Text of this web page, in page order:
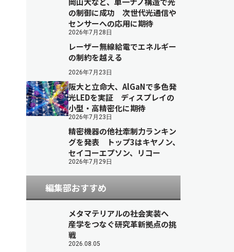
の制御に成功 次世代光通信や
センサーへの応用に期待
2026年7月28日
レーザー無線給電でエネルギー
の制約を越える
2026年7月23日
阪大と立命大、AlGaNで多色発
光LEDを実証 ディスプレイの
小型・高精密化に期待
2026年7月23日
精密機器の他社牽制力ランキン
グを発表 トップ3はキヤノン、
セイコーエプソン、リコー
2026年7月29日
編集部おすすめ
メタマテリアルの社会実装へ
産学をつなぐ研究革新拠点の挑
戦
2026.08.05